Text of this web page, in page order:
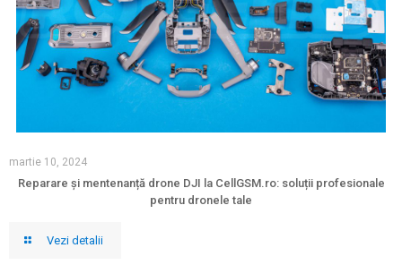
martie 10, 2024
Reparare și mentenanță drone DJI la CellGSM.ro: soluții profesionale
pentru dronele tale
Vezi detalii